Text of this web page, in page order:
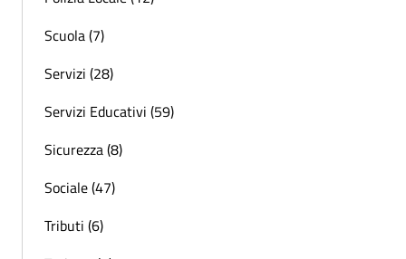
Scuola (7)
Servizi (28)
Servizi Educativi (59)
Sicurezza (8)
Sociale (47)
Tributi (6)